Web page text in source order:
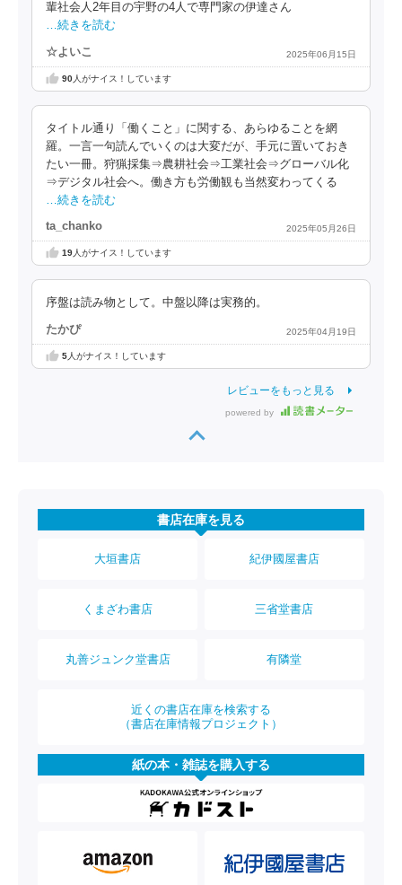
輩社会人2年目の宇野の4人で専門家の伊達さん
…続きを読む
☆よいこ 2025年06月15日
90人がナイス！しています
タイトル通り「働くこと」に関する、あらゆることを網
羅。一言一句読んでいくのは大変だが、手元に置いておき
たい一冊。狩猟採集⇒農耕社会⇒工業社会⇒グローバル化
⇒デジタル社会へ。働き方も労働観も当然変わってくる
…続きを読む
ta_chanko 2025年05月26日
19人がナイス！しています
序盤は読み物として。中盤以降は実務的。
たかぴ 2025年04月19日
5人がナイス！しています
レビューをもっと見る
powered by
書店在庫を見る
大垣書店 紀伊國屋書店
くまざわ書店 三省堂書店
丸善ジュンク堂書店 有隣堂
近くの書店在庫を検索する
（書店在庫情報プロジェクト）
紙の本・雑誌を購入する